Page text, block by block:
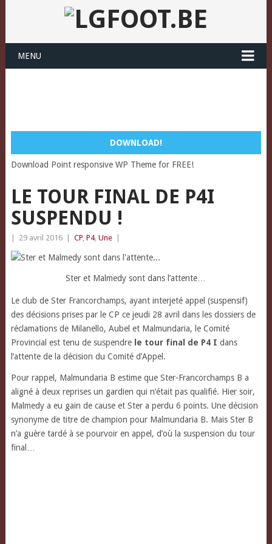
MENU
DOWNLOAD!
Download Point responsive WP Theme for FREE!
LE TOUR FINAL DE P4I
SUSPENDU !
29 avril 2016 CP, P4, Une
Ster et Malmedy sont dans l’attente…
Le club de Ster Francorchamps, ayant interjeté appel (suspensif)
des décisions prisespar le CP ce jeudi 28 avril dans les dossiers de
réclamations de Milanello, Aubel et Malmundaria, le Comité
Provincial est tenu de suspendre le tour final de P4 I dans
l’attente de la décision du Comité d’Appel.
Pour rappel, Malmundaria B estime que Ster-Francorchamps B a
aligné à deux reprises un gardien qui n’était pas qualifié. Hier soir,
Malmedy a eu gain de cause et Ster a perdu 6 points. Une décision
synonyme de titre de champion pour Malmundaria B. Mais Ster B
n’a guère tardé à se pourvoir en appel, d’où la suspension du tour
final…